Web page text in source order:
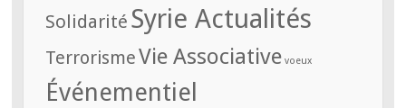
Solidarité Syrie Actualités
TerrorismeVie Associative voeux
Événementiel